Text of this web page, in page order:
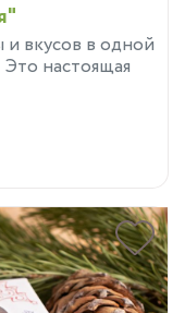
и вкусов в одной
настоящая